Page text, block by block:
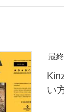
最
い